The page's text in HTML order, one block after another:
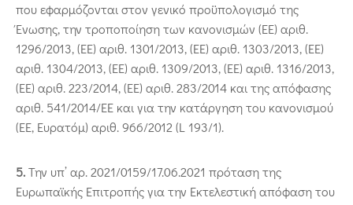
που εφαρμόζονται στον γενικό προϋπολογισμό της
Ένωσης, την τροποποίηση των κανονισμών (ΕΕ) αριθ.
1296/2013, (ΕΕ) αριθ. 1301/2013, (ΕΕ) αριθ. 1303/2013, (ΕΕ)
αριθ. 1304/2013, (ΕΕ) αριθ. 1309/2013, (ΕΕ) αριθ. 1316/2013,
(ΕΕ) αριθ. 223/2014, (ΕΕ) αριθ. 283/2014 και της απόφασης
αριθ. 541/2014/ΕΕ και για την κατάργηση του κανονισμού
(ΕΕ, Ευρατόμ) αριθ. 966/2012 (L 193/1).
5.Την υπ’ αρ. 2021/0159/17.06.2021 πρόταση της
Ευρωπαϊκής Επιτροπής για την Εκτελεστική απόφαση του